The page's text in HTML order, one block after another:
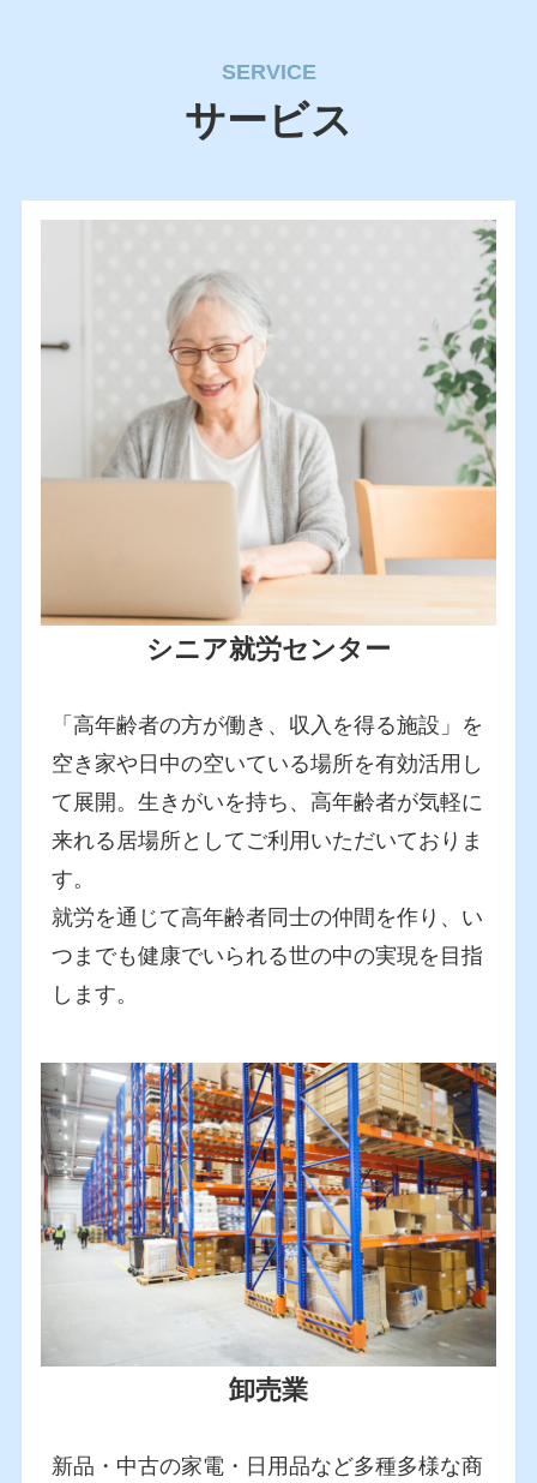
SERVICE
サービス
シニア就労センター
「高年齢者の方が働き、収入を得る施設」を
空き家や日中の空いている場所を有効活用し
て展開。生きがいを持ち、高年齢者が気軽に
来れる居場所としてご利用いただいておりま
す。
就労を通じて高年齢者同士の仲間を作り、い
つまでも健康でいられる世の中の実現を目指
します。
卸売業
新品・中古の家電・日用品など多種多様な商